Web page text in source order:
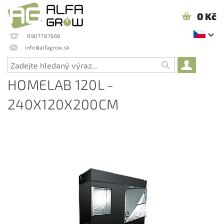
0907787668
info@alfagrow.sk
0 Kč
HOMELAB 120L -
240X120X200CM